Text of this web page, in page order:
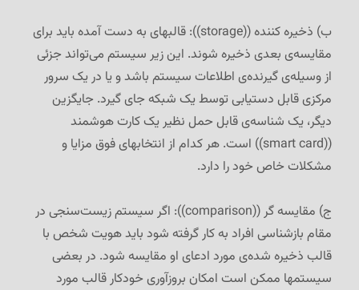
ب) ذخیره کننده ((storage)): قالبهای به دست آمده باید برای
مقایسه‌ی بعدی ذخیره شوند. این زیر سیستم می‌تواند جزئی
از وسیله‌ی گیرنده‌ی اطلاعات سیستم باشد و یا در یک سرور
مرکزی قابل دستیابی توسط یک شبکه جای گیرد. جایگزین
دیگر، یک شناسه‌ی قابل حمل نظیر یک کارت هوشمند
((smart card)) است. هر کدام از انتخابهای فوق مزایا و
مشکلات خاص خود را دارد.
ج) مقایسه گر ((comparison)): اگر سیستم زیست‌سنجی در
مقام بازشناسی افراد به کار گرفته شود باید هویت شخص با
قالب ذخیره شده‌ی مورد ادعای او مقایسه شود. در بعضی
سیستمها ممکن است امکان بروزآوری خودکار قالب مورد